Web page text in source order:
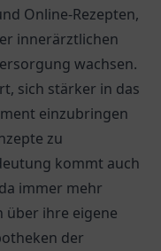
Online-Rezepten,
innerärztlichen
wachsen.
sich stärker in das
einzubringen
zu
kommt auch
immer mehr
über ihre eigene
der